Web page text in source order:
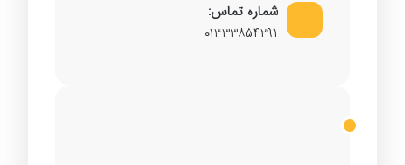
شماره تماس:
۰۱۳۳۳۸۵۴۲۹۱